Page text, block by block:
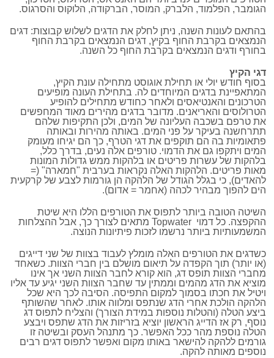
הגומבר, הפלמוד, הלברק, המוסר, הברקודה, הלוקוס והסרגוס.
בהתאם לעונות השנה, ניתן לחלק את הדגים לשלוש קבוצות: דגים
הנמצאים בקרבת החוף בקיץ, דגים הנמצאים בקרבת החוף
בחורף ודגים הנמצאים בקרבת החוף כל השנה.
דגי הקיץ
בסוף חודש יולי או תחילת אוגוסט מתחילה עונת הקיץ,
המתאפיינת בדגים המיוחדים לה. בתחילת העונה מופיעים
הטרכונים והאנטיאסים ולאחר כחודש מתחילים להופיע
הטרולוסים והאריאנים. מדובר בדגים מהירים מאוד המחפשים
את טרפם בשכבה העליונה של המים, ולכן התקיפות שלהם
תתרחשנה בעיקר על פני המים. באותה מהירות ובאותה
פתאומיות בה הם תוקפים את דגי הטרף, כך הם יגיחו מעומק
המים ויתקפו גם את הדמוי. טורפים אלה נעים, בדרך כלל,
בלהקות של עשרות פריטים או בלהקות ממש גדולות המונות
מאות פריטים. הלהקות האלה נקראות בערבית "חמארה" (=
להאדים), כי בגלל הגודל של הלהקה הן גורמות לצבע של קרקעית
הים להפוך מבהיר לכהה (אחמר = אדום).
השיטה הטובה ביותר לתפוס את הטורפים הללו היא שיטת
ההקפצה. כל דמוי Topwater מתאים לצורך כך, אבל ההצלחות
המשמעותיות ביותר נרשמו לזכות פיתיונות הנוצה.
כשדגים את הטורפים האלה מומלץ לעבוד בצוות של שני דייגים
(או יותר) תוך הקפדה על תיאום מושלם בין חברי הצוות. כשאחד
מחברי הצוות תופס דג, הוא קורא לחבר הצוות השני אך אינו
מוציא את הדג מהמים וממתין עד שחבר הצוות השני יגיע עד אליו
ויטיל את חכתו בסמוך למקום התפיסה. הסיבה לכך היא שכל
הלהקה הולכת אחרי הדג שנתפס ומלווה אותו. לאחר שהשותף
ביצע הטלה (והטלות נוספות במידת הצורך) והצליח לתפוס דג
נוסף, רק אז הדייג הראשון יוציא בזריזות את הדג שתפס ויבצע
הטלה נוספת מהר ככל האפשר. כך מתנהל העסק ובשיטה זו
גורמים ללהקה להישאר באותו מקום ואפשר לתפוס דגים רבים
נוספים מאותה להקה.